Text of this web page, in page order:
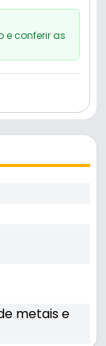
e conferir as
metais e